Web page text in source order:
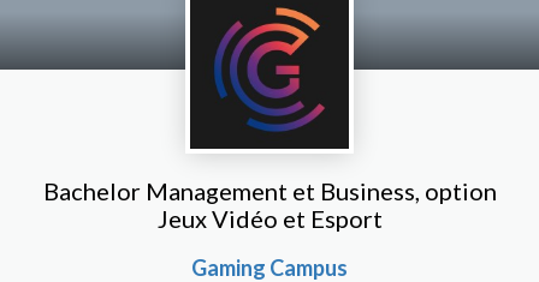
Bachelor Management et Business, option
Jeux Vidéo et Esport
Gaming Campus